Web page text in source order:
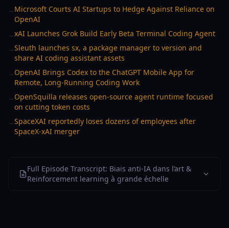
→ Microsoft Courts AI Startups to Hedge Against Reliance on
OpenAI
→xAI Launches Grok Build Early Beta Terminal Coding Agent
→Sleuth launches sx, a package manager to version and
share AI coding assistant assets
→ OpenAI Brings Codex to the ChatGPT Mobile App for
Remote, Long-Running Coding Work
→ OpenSquilla releases open-source agent runtime focused
on cutting token costs
→SpaceXAI reportedly loses dozens of employees after
SpaceX-xAI merger
Full Episode Transcript: Biais anti‑IA dans l’art &
Reinforcement learning à grande échelle